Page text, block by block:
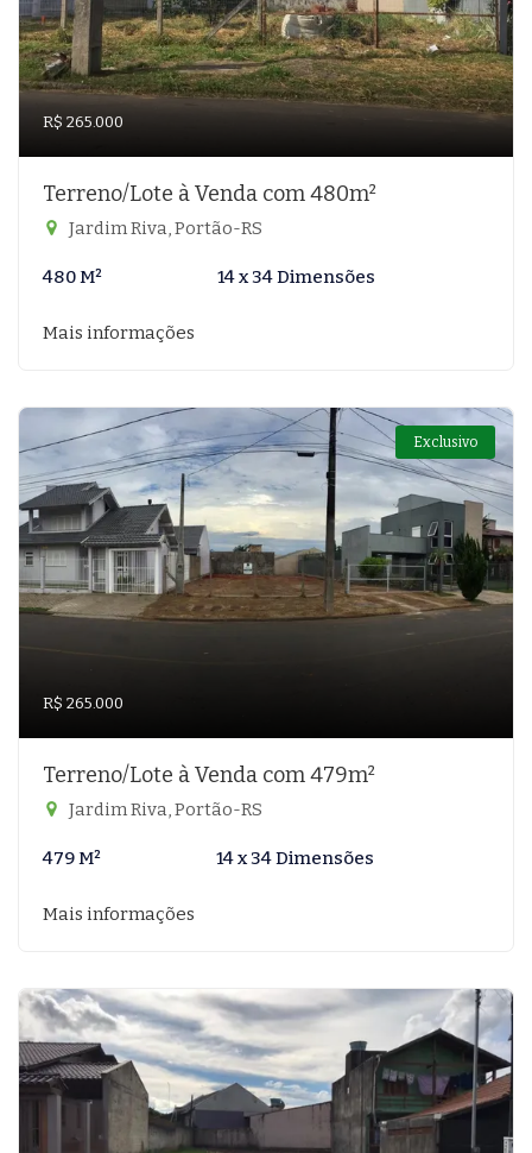
R$ 265.000
Terreno/Lote à Venda com 480m²
Jardim Riva, Portão-RS
480 M² 14 x 34 Dimensões
Mais informações
Exclusivo
R$ 265.000
Terreno/Lote à Venda com 479m²
Jardim Riva, Portão-RS
479 M² 14 x 34 Dimensões
Mais informações